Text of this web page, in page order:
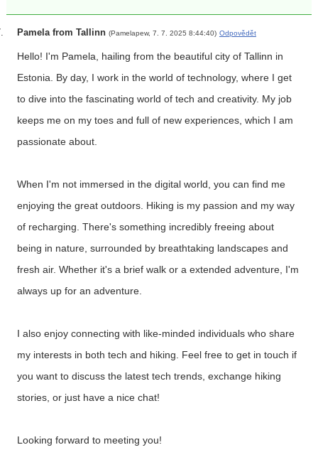
Pamela from Tallinn (Pamelapew, 7. 7. 2025 8:44:40) Odpovědět
Hello! I'm Pamela, hailing from the beautiful city of Tallinn in
Estonia. By day, I work in the world of technology, where I get
to dive into the fascinating world of tech and creativity. My job
keeps me on my toes and full of new experiences, which I am
passionate about.
When I'm not immersed in the digital world, you can find me
enjoying the great outdoors. Hiking is my passion and my way
of recharging. There's something incredibly freeing about
being in nature, surrounded by breathtaking landscapes and
fresh air. Whether it's a brief walk or a extended adventure, I'm
always up for an adventure.
I also enjoy connecting with like-minded individuals who share
my interests in both tech and hiking. Feel free to get in touch if
you want to discuss the latest tech trends, exchange hiking
stories, or just have a nice chat!
Looking forward to meeting you!